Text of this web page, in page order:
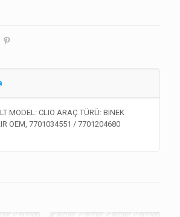
MODEL: CLIO ARAÇ TÜRÜ: BINEK
OEM, 7701034551 / 7701204680